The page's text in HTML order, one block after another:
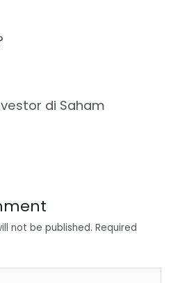
di Saham
not be published. Required